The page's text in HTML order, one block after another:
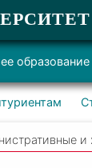
образование
и